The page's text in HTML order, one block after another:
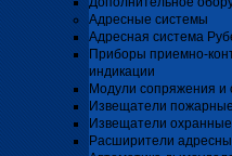
Адресные системы
Адресная система
Приборы приемно-
индикации
Модули сопряжения и
Извещатели
Извещатели
Расширители